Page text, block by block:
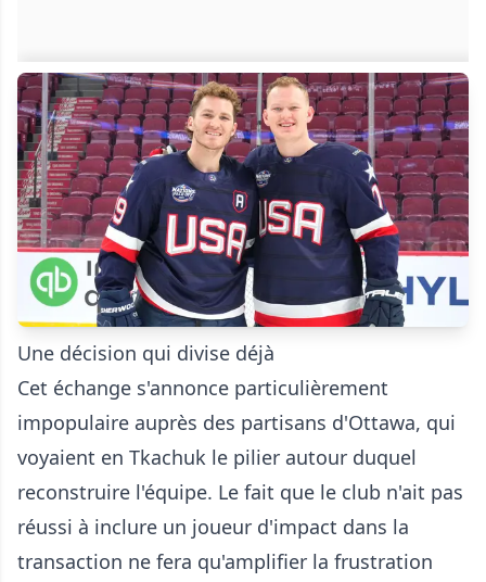
Une décision qui divise déjà
Cet échange s'annonce particulièrement
impopulaire auprès des partisans d'Ottawa, qui
voyaient en Tkachuk le pilier autour duquel
reconstruire l'équipe. Le fait que le club n'ait pas
réussi à inclure un joueur d'impact dans la
transaction ne fera qu'amplifier la frustration